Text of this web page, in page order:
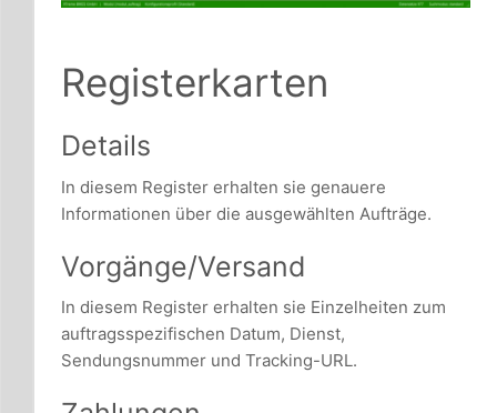
Registerkarten
Details
In diesem Register erhalten sie genauere
Informationen über die ausgewählten Aufträge.
Vorgänge/Versand
In diesem Register erhalten sie Einzelheiten zum
auftragsspezifischen Datum, Dienst,
Sendungsnummer und Tracking-URL.